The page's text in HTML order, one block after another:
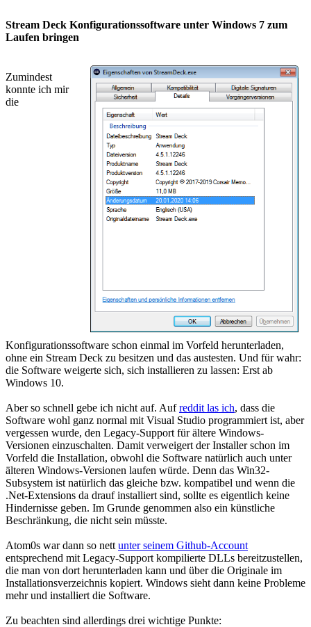
Stream Deck Konfigurationssoftware unter Windows 7 zum
Laufen bringen
Zumindest
konnte ich mir
die
Konfigurationssoftware schon einmal im Vorfeld herunterladen,
ohne ein Stream Deck zu besitzen und das austesten. Und für wahr:
die Software weigerte sich, sich installieren zu lassen: Erst ab
Windows 10.
Aber so schnell gebe ich nicht auf. Aufreddit las ich, dass die
Software wohl ganz normal mit Visual Studio programmiert ist, aber
vergessen wurde, den Legacy-Support für ältere Windows-
Versionen einzuschalten. Damit verweigert der Installer schon im
Vorfeld die Installation, obwohl die Software natürlich auch unter
älteren Windows-Versionen laufen würde. Denn das Win32-
Subsystem ist natürlich das gleiche bzw. kompatibel und wenn die
.Net-Extensions da drauf installiert sind, sollte es eigentlich keine
Hindernisse geben. Im Grunde genommen also ein künstliche
Beschränkung, die nicht sein müsste.
Atom0s war dann so nett unter seinem Github-Account
entsprechend mit Legacy-Support kompilierte DLLs bereitzustellen,
die man von dort herunterladen kann und über die Originale im
Installationsverzeichnis kopiert. Windows sieht dann keine Probleme
mehr und installiert die Software.
Zu beachten sind allerdings drei wichtige Punkte: